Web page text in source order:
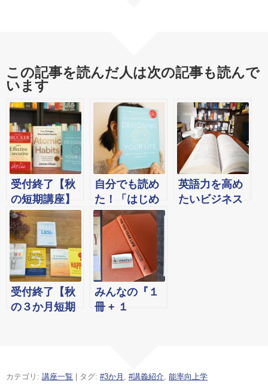
この記事を読んだ人は次の記事も読んで
います
受付終了【秋
の短期講座】
良い習慣をつ
くる「習慣
学」& これか
らの時代の生
き方を考える
「人生デザイ
ン学」＆ドラ
経営学」３ヵ
自分でも読め
た！「はじめ
ての洋書」ソ
フィー生たち
の体験談7選
英語力を高め
たいビジネス
受付終了【秋
の３か月短期
向上学」& 自
みんなの『１
冊 + １
カテゴリ: 講座一覧 | タグ: #3か月 , #講義紹介, 能率向上学